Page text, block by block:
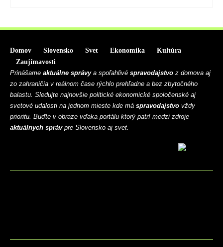
Domov Slovensko Svet Ekonomika
Kultúra
Zaujímavosti
Prinášame aktuálne správya spoľahlivé spravodajstvo z domova aj
zo zahraničia v reálnom čase rýchlo prehľadne a bez zbytočného
balastu. Sledujte najnovšie politické ekonomické spoločenské aj
svetové udalosti na jednom mieste kde má spravodajstvo vždy
prioritu. Buďte v obraze vďaka portálu ktorý patrí medzi zdroje
aktuálnych správpre Slovensko aj svet.